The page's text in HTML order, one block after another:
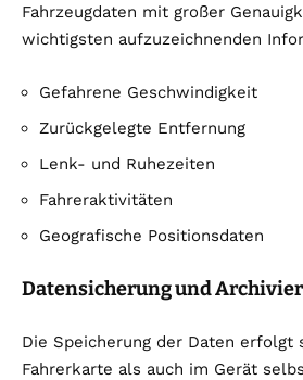
Fahrzeugdaten mit großer
wichtigsten aufzuzeichnenden
Gefahrene Geschwindigkeit
Zurückgelegte Entfernung
Lenk- und Ruhezeiten
Fahreraktivitäten
Geografische Positionsdaten
Datensicherung und
Die Speicherung der Daten erfolgt
Fahrerkarte als auch im Gerät